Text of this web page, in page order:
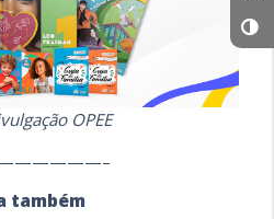
OPEE
também